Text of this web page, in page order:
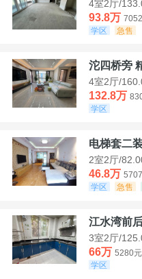
4室2厅/
93.8万
学区
急售
沱四桥旁
4室2厅/
132.8万
学区
电梯套二
2室2厅/
46.8万
学区
急售
江水湾前
3室2厅/
66万 5280元
学区